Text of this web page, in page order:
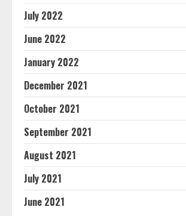
July 2022
June 2022
January 2022
December 2021
October 2021
September 2021
August 2021
July 2021
June 2021